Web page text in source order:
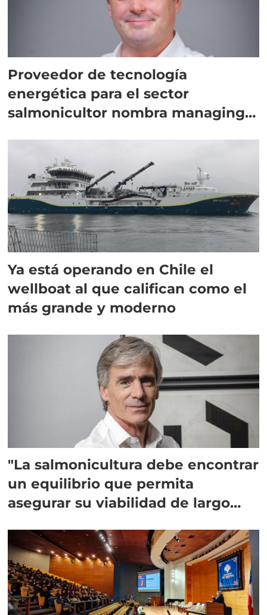
Proveedor de tecnología
energética para el sector
salmonicultor nombra managing
Ya está operando en Chile el
wellboat al que califican como el
más grande y moderno
"La salmonicultura debe encontrar
un equilibrio que permita
asegurar su viabilidad de largo